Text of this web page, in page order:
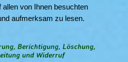
von Ihnen besuchten
aufmerksam zu lesen.
Berichtigung, Löschung,
und Widerruf